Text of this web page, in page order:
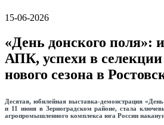
15-06-2026
«День донского поля»:
АПК, успехи в селекции
нового сезона в
Десятая, юбилейная выставка-демонстрация
и 11 июня в Зерноградском районе, стала
агропромышленного комплекса юга России